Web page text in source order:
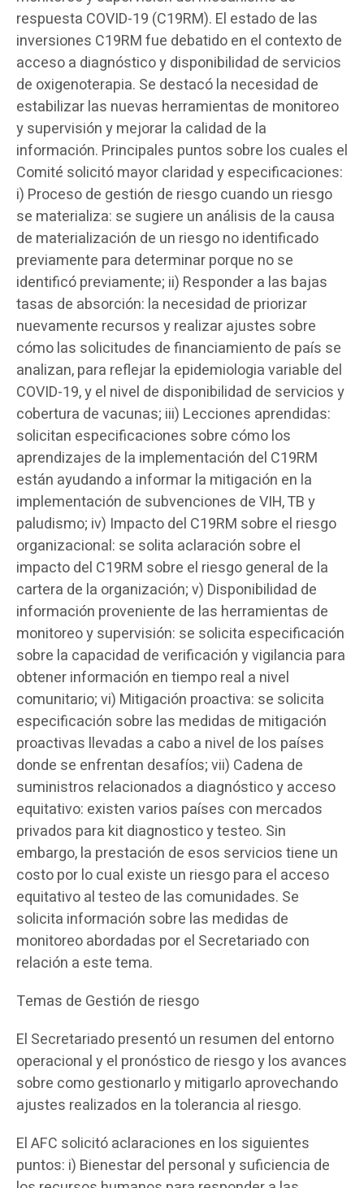
respuesta COVID-19 (C19RM). El estado de las
inversiones C19RM fue debatido en el contexto de
acceso a diagnóstico y disponibilidad de servicios
de oxigenoterapia. Se destacó la necesidad de
estabilizar las nuevas herramientas de monitoreo
y supervisión y mejorar la calidad de la
información. Principales puntos sobre los cuales el
Comité solicitó mayor claridad y especificaciones:
i) Proceso de gestión de riesgo cuando un riesgo
se materializa: se sugiere un análisis de la causa
de materialización de un riesgo no identificado
previamente para determinar porque no se
identificó previamente; ii) Responder a las bajas
tasas de absorción: la necesidad de priorizar
nuevamente recursos y realizar ajustes sobre
cómo las solicitudes de financiamiento de país se
analizan, para reflejar la epidemiologia variable del
COVID-19, y el nivel de disponibilidad de servicios y
cobertura de vacunas; iii) Lecciones aprendidas:
solicitan especificaciones sobre cómo los
aprendizajes de la implementación del C19RM
están ayudando a informar la mitigación en la
implementación de subvenciones de VIH, TB y
paludismo; iv) Impacto del C19RM sobre el riesgo
organizacional: se solita aclaración sobre el
impacto del C19RM sobre el riesgo general de la
cartera de la organización; v) Disponibilidad de
información proveniente de las herramientas de
monitoreo y supervisión: se solicita especificación
sobre la capacidad de verificación y vigilancia para
obtener información en tiempo real a nivel
comunitario; vi) Mitigación proactiva: se solicita
especificación sobre las medidas de mitigación
proactivas llevadas a cabo a nivel de los países
donde se enfrentan desafíos; vii) Cadena de
suministros relacionados a diagnóstico y acceso
equitativo: existen varios países con mercados
privados para kit diagnostico y testeo. Sin
embargo, la prestación de esos servicios tiene un
costo por lo cual existe un riesgo para el acceso
equitativo al testeo de las comunidades. Se
solicita información sobre las medidas de
monitoreo abordadas por el Secretariado con
relación a este tema.
Temas de Gestión de riesgo
El Secretariado presentó un resumen del entorno
operacional y el pronóstico de riesgo y los avances
sobre como gestionarlo y mitigarlo aprovechando
ajustes realizados en la tolerancia al riesgo.
El AFC solicitó aclaraciones en los siguientes
puntos: i) Bienestar del personal y suficiencia de